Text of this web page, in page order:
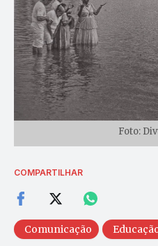
Foto:
COMPARTILHAR
Comunicação